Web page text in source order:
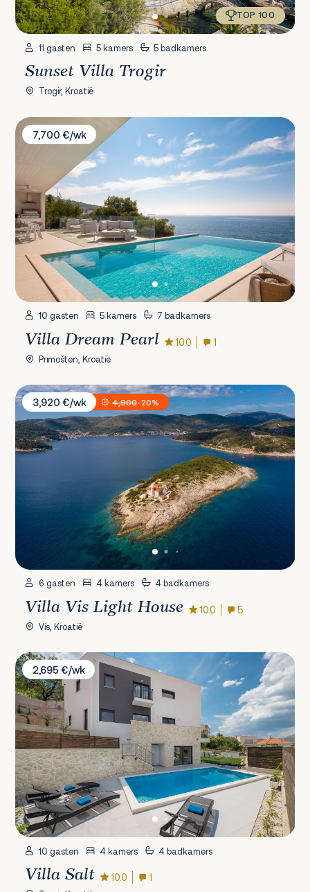
TOP 100
11 gasten 5 kamers 5 badkamers
Sunset Villa Trogir
Trogir, Kroatië
Villa Dream Pearl
7,700 €/wk
10 gasten 5 kamers 7 badkamers
Villa Dream Pearl 10.0 1
Primošten, Kroatië
Villa Vis Light House
3,920 €/wk
4,900-20%
6 gasten 4 kamers 4 badkamers
Villa Vis Light House 10.0 5
Vis, Kroatië
Villa Salt
2,695 €/wk
10 gasten 4 kamers 4 badkamers
Villa Salt 10.0 1